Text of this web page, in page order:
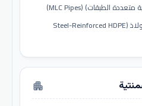
أنابيب HDPE المدعمة بالفولاذ (Steel-Reinforced HDPE
apartment